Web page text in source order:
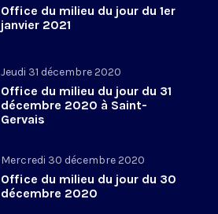
Office du milieu du jour du 1er
janvier 2021
Jeudi 31 décembre 2020
Office du milieu du jour du 31
décembre 2020 à Saint-
Gervais
Mercredi 30 décembre 2020
Office du milieu du jour du 30
décembre 2020